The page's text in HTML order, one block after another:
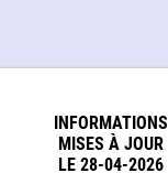
INFORMATIONS
MISES À JOUR
LE 28-04-2026